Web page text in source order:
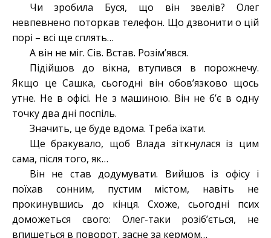
Чи зробила Буся, що він звелів? Олег
невпевнено поторкав телефон. Що дзвонити о цій
порі – всі ще сплять…
А він не міг. Сів. Встав. Розім’явся.
Підійшов до вікна, втупився в порожнечу.
Якщо це Сашка, сьогодні він обов’язково щось
утне. Не в офісі. Не з машиною. Він не б’є в одну
точку два дні поспіль.
Значить, це буде вдома. Треба їхати.
Ще бракувало, щоб Влада зіткнулася із цим
сама, після того, як…
Він не став додумувати. Вийшов із офісу і
поїхав сонним, пустим містом, навіть не
прокинувшись до кінця. Схоже, сьогодні псих
доможеться свого: Олег-таки розіб’ється, не
впишеться в поворот, засне за кермом…